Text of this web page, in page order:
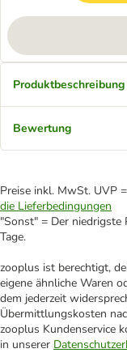
Produktbeschreibung
Bewertung
Preise inkl. MwSt. UVP
die Lieferbedingungen
"Sonst" = Der
Tage.
zooplus ist berechtigt,
eigene ähnliche Waren
dem jederzeit
Übermittlungskosten
zooplus Kundenservice
in unserer